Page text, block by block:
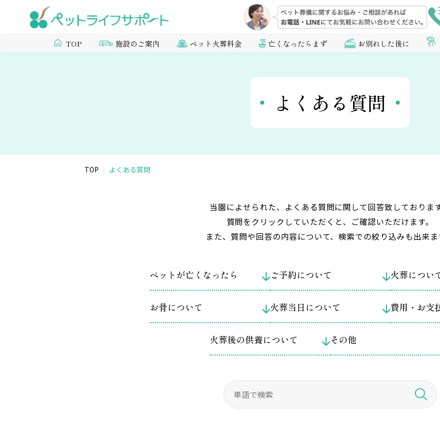
TOP 施設のご案内 ペット火葬料金 亡くなったらまず お別れした後に
よくある質問
TOP よくある質問
当園によせられた、よくある質問に関して回答致しております
質問をクリックしていただくと、ご確認いただけます。
また、質問や回答の内容について、検索での絞り込みも出来ま
ペットが亡くなったら ご予約について 火葬につい
お骨について 火葬当日について 費用・お支
火葬後の供養について その他